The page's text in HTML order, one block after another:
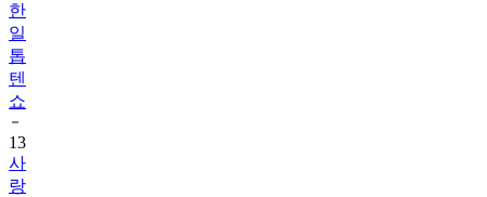
한
일
톱
텐
쇼
13
사
랑